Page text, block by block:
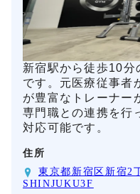
新宿駅から徒歩10分
です。元医療従事者
が豊富なトレーナー
専門職との連携を行
対応可能です。
住所
東京都新宿区新宿2
SHINJUKU3F